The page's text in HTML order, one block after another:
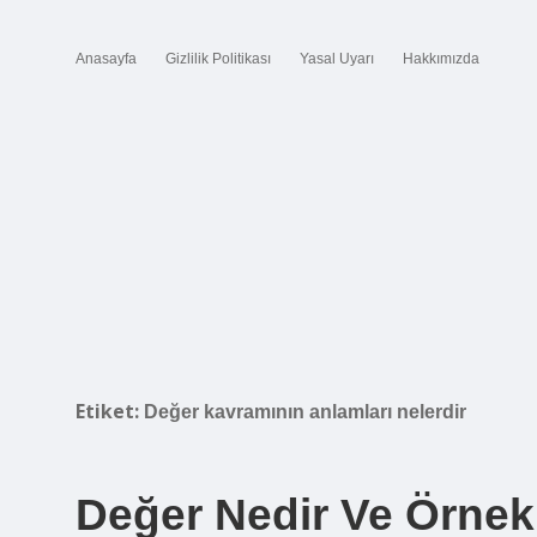
Anasayfa Gizlilik Politikası Yasal Uyarı Hakkımızda
Etiket: Değer kavramının anlamları nelerdir
Değer Nedir Ve Örnek